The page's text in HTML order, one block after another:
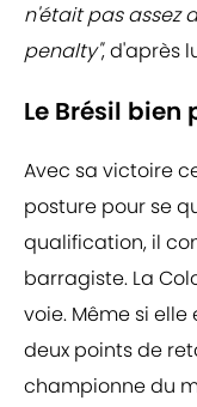
n'était pas assez
penalty", d'après
Le Brésil
Avec sa victoire
posture pour se
qualification, il
barragiste. La
voie. Même si
deux points de
championne du